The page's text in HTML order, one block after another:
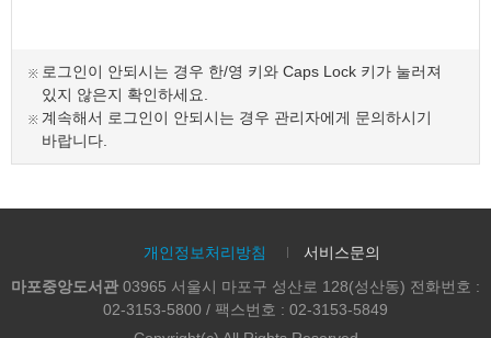
로그인이 안되시는 경우 한/영 키와 Caps Lock 키가 눌러져
있지 않은지 확인하세요.
계속해서 로그인이 안되시는 경우 관리자에게 문의하시기
바랍니다.
개인정보처리방침
서비스문의
마포중앙도서관 03965 서울시 마포구 성산로 128(성산동) 전화번호 :
02-3153-5800 / 팩스번호 : 02-3153-5849